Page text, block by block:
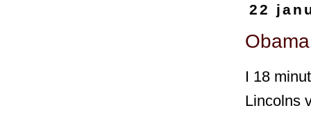
22
I 18
Lincolns